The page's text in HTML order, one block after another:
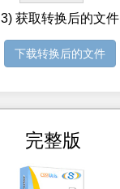
3) 获取转换后的文件
下载转换后的文件
完整版